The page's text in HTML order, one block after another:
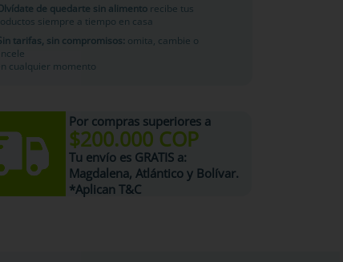
de quedarte sin alimentorecibe tus
siempre a tiempo en casa
tarifas, sin compromisos: omita, cambie o
cualquier momento
Por compras superiores a
$200.000 COP
Tu envío es GRATISa:
Magdalena, Atlántico y Bolívar.
*Aplican T&C